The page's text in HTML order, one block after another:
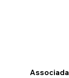
Associada